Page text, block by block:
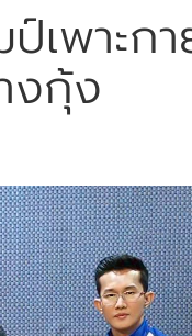
เพาะก
งกุ้ง